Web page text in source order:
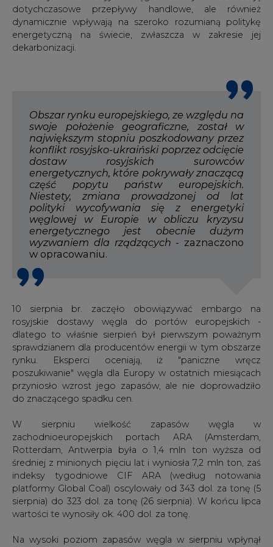
dotychczasowe przepływy handlowe, ale również
dynamicznie wpływają na szeroko rozumianą politykę
energetyczną na świecie, zwłaszcza w zakresie jej
dekarbonizacji.
Obszar rynku europejskiego, ze względu na
swoje położenie geograficzne, został w
największym stopniu poszkodowany przez
konflikt rosyjsko-ukraiński poprzez odcięcie
dostaw rosyjskich surowców
energetycznych, które pokrywały znaczącą
część popytu państw europejskich.
Niestety, zmiana prowadzonej od lat
polityki wycofywania się z energetyki
węglowej w Europie w obliczu kryzysu
energetycznego jest obecnie dużym
wyzwaniem dla rządzących - zaznaczono
w opracowaniu.
10 sierpnia br. zaczęło obowiązywać embargo na
rosyjskie dostawy węgla do portów europejskich -
dlatego to właśnie sierpień był pierwszym poważnym
sprawdzianem dla producentów energii w tym obszarze
rynku. Eksperci oceniają, iż "paniczne wręcz
poszukiwanie" węgla dla Europy w ostatnich miesiącach
przyniosło wzrost jego zapasów, ale nie doprowadziło
do znaczącego spadku cen.
W sierpniu wielkość zapasów węgla w
zachodnioeuropejskich portach ARA (Amsterdam,
Rotterdam, Antwerpia była o 1,4 mln ton wyższa od
średniej z minionych pięciu lat i wyniosła 7,2 mln ton, zaś
indeksy tygodniowe CIF ARA (według notowania
platformy Global Coal) oscylowały od 343 dol. za tonę (5
sierpnia) do 323 dol. za tonę (26 sierpnia). W końcu lipca
wartości te wynosiły ok. 400 dol. za tonę.
Na wysoki poziom zapasów węgla w sierpniu wpłynął